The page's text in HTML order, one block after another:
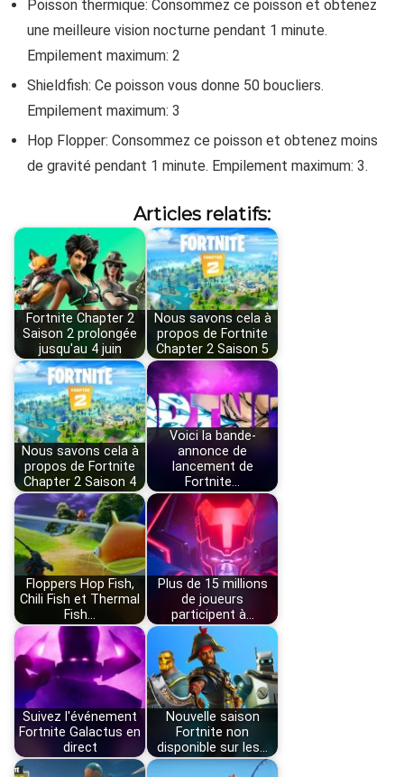
Poisson thermique: Consommez ce poisson et obtenez
une meilleure vision nocturne pendant 1 minute.
Empilement maximum: 2
Shieldfish: Ce poisson vous donne 50 boucliers.
Empilement maximum: 3
Hop Flopper: Consommez ce poisson et obtenez moins
de gravité pendant 1 minute. Empilement maximum: 3.
Articles relatifs:
Fortnite Chapter 2
Saison 2 prolongée
jusqu'au 4 juin
Nous savons cela à
propos de Fortnite
Chapter 2 Saison 5
Nous savons cela à
propos de Fortnite
Chapter 2 Saison 4
Voici la bande-
annonce de
lancement de
Fortnite…
Floppers Hop Fish,
Chili Fish et Thermal
Fish…
Plus de 15 millions
de joueurs
participent à…
Suivez l'événement
Fortnite Galactus en
direct
Nouvelle saison
Fortnite non
disponible sur les…